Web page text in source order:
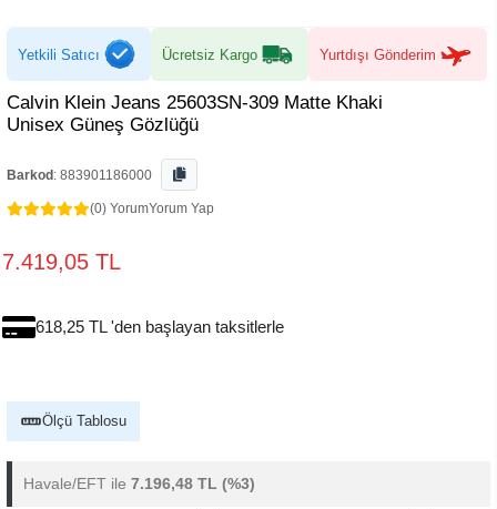
Yetkili Satıcı Ücretsiz Kargo Yurtdışı Gönderim
Calvin Klein Jeans 25603SN-309 Matte Khaki
Unisex Güneş Gözlüğü
Barkod : 883901186000
(0) YorumYorum Yap
7.419,05 TL
618,25 TL 'den başlayan taksitlerle
Ölçü Tablosu
Havale/EFT ile 7.196,48 TL (%3)